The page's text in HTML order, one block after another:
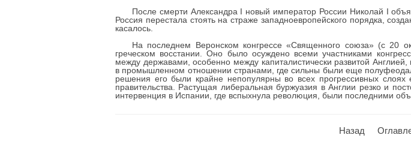
После смерти Александра I новый император России Николай I
Россия перестала стоять на страже западноевропейского порядка,
касалось.
На последнем Веронском конгрессе «Священного союза» (с 20
греческом восстании. Оно было осуждено всеми участниками
между державами, особенно между капиталистически развитой
в промышленном отношении странами, где сильны были еще
решения его были крайне непопулярны во всех прогрессивных
правительства. Растущая либеральная буржуазия в Англии резко и
интервенция в Испании, где вспыхнула революция, были последними
Назад